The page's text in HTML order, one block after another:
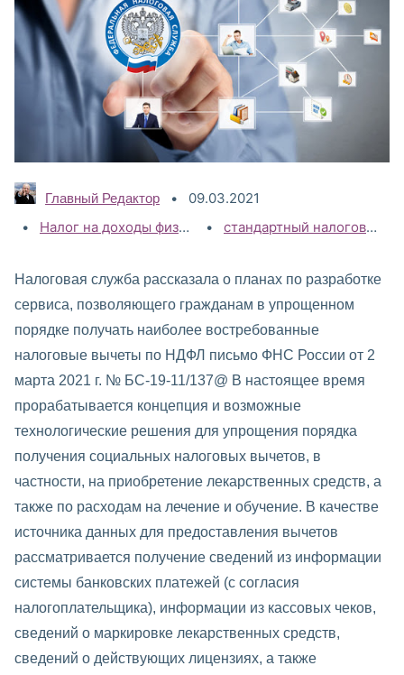
Главный Редактор
09.03.2021
Категории:
Налог на доходы физических лиц (НДФЛ) ,НДФЛ 2020
Теги:
стандартный налоговый вычет
Налоговая служба рассказала о планах по разработке
сервиса, позволяющего гражданам в упрощенном
порядке получать наиболее востребованные
налоговые вычеты по НДФЛ письмо ФНС России от 2
марта 2021 г. № БС-19-11/137@ В настоящее время
прорабатывается концепция и возможные
технологические решения для упрощения порядка
получения социальных налоговых вычетов, в
частности, на приобретение лекарственных средств, а
также по расходам на лечение и обучение. В качестве
источника данных для предоставления вычетов
рассматривается получение сведений из информации
системы банковских платежей (с согласия
налогоплательщика), информации из кассовых чеков,
сведений о маркировке лекарственных средств,
сведений о действующих лицензиях, а также